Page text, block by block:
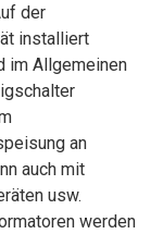
der
installiert
im Allgemeinen
an
auch mit
usw.
werden